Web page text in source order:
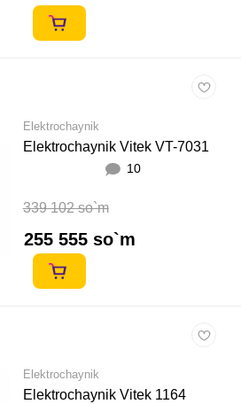
Elektrochaynik
Elektrochaynik Vitek VT-7031
10
339 102 so`m
255 555 so`m
Elektrochaynik
Elektrochaynik Vitek 1164